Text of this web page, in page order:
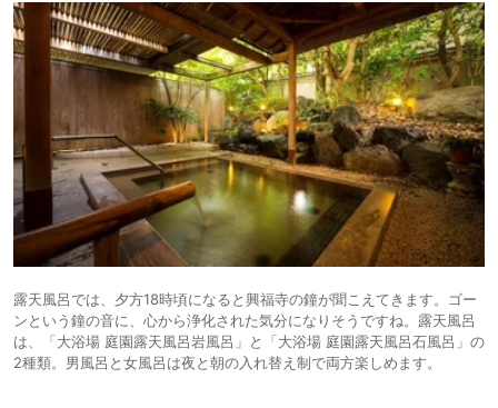
露天風呂では、夕方18時頃になると興福寺の鐘が聞こえてきます。ゴー
ンという鐘の音に、心から浄化された気分になりそうですね。露天風呂
は、「大浴場 庭園露天風呂岩風呂」と「大浴場 庭園露天風呂石風呂」の
2種類。男風呂と女風呂は夜と朝の入れ替え制で両方楽しめます。